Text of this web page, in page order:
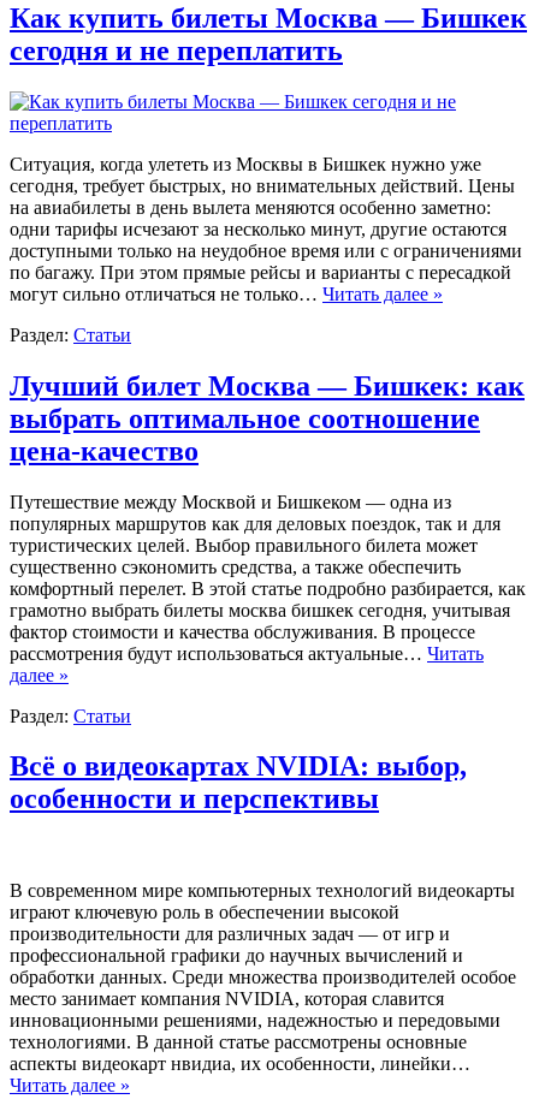
Как купить билеты Москва — Бишкек
сегодня и не переплатить
Ситуация, когда улететь из Москвы в Бишкек нужно уже
сегодня, требует быстрых, но внимательных действий. Цены
на авиабилеты в день вылета меняются особенно заметно:
одни тарифы исчезают за несколько минут, другие остаются
доступными только на неудобное время или с ограничениями
по багажу. При этом прямые рейсы и варианты с пересадкой
могут сильно отличаться не только… Читать далее »
Раздел: Статьи
Лучший билет Москва — Бишкек: как
выбрать оптимальное соотношение
цена-качество
Путешествие между Москвой и Бишкеком — одна из
популярных маршрутов как для деловых поездок, так и для
туристических целей. Выбор правильного билета может
существенно сэкономить средства, а также обеспечить
комфортный перелет. В этой статье подробно разбирается, как
грамотно выбрать билеты москва бишкек сегодня, учитывая
фактор стоимости и качества обслуживания. В процессе
рассмотрения будут использоваться актуальные… Читать
далее »
Раздел: Статьи
Всё о видеокартах NVIDIA: выбор,
особенности и перспективы
В современном мире компьютерных технологий видеокарты
играют ключевую роль в обеспечении высокой
производительности для различных задач — от игр и
профессиональной графики до научных вычислений и
обработки данных. Среди множества производителей особое
место занимает компания NVIDIA, которая славится
инновационными решениями, надежностью и передовыми
технологиями. В данной статье рассмотрены основные
аспекты видеокарт нвидиа, их особенности, линейки…
Читать далее »